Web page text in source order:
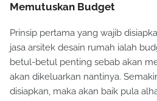
Memutuskan Budget
Prinsip pertama yang wajib
jasa arsitek desain rumah ialah
betul-betul penting sebab akan
akan dikeluarkan nantinya.
disiapkan, maka akan baik pula